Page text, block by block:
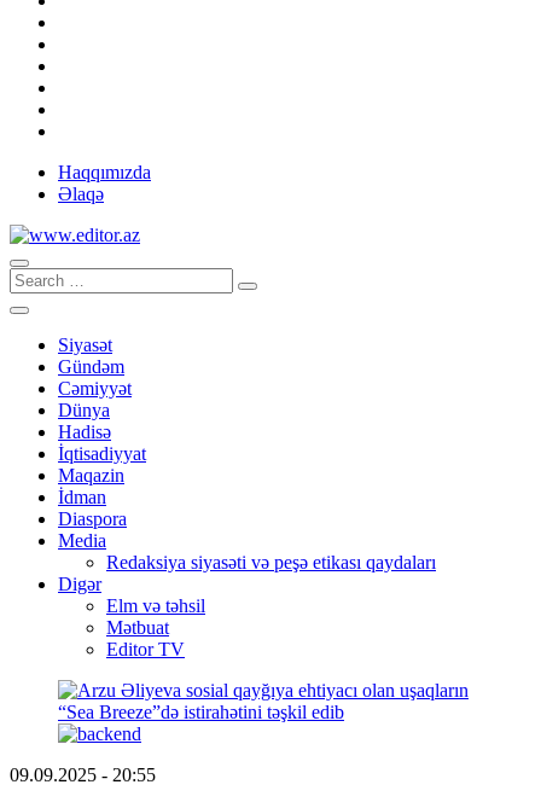
Haqqımızda
Əlaqə
Siyasət
Gündəm
Cəmiyyət
Dünya
Hadisə
İqtisadiyyat
Maqazin
İdman
Diaspora
Media
Redaksiya siyasəti və peşə etikası qaydaları
Digər
Elm və təhsil
Mətbuat
Editor TV
09.09.2025 - 20:55